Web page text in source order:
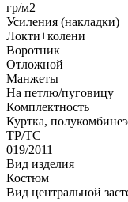
гр/м2
Усиления (накладки)
Локти+колени
Воротник
Отложной
Манжеты
На петлю/пуговицу
Комплектность
Куртка,
ТР/ТС
019/2011
Вид изделия
Костюм
Вид центральной